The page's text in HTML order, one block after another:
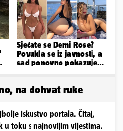
Sjećate se Demi Rose?
Povukla se iz javnosti, a
sad ponovno pokazuje
na dohvat ruke
iskustvo portala. Čitaj,
u toku s najnovijim vijestima.